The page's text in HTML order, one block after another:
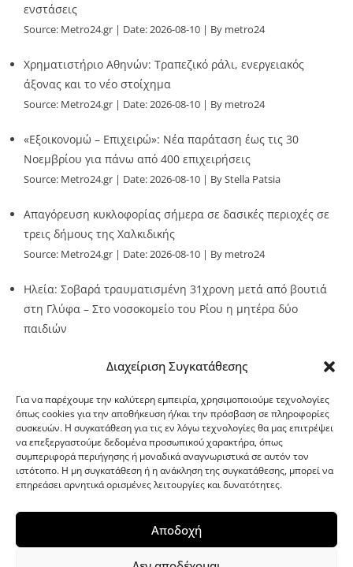
Διαχείριση Συγκατάθεσης
Για να παρέχουμε την καλύτερη εμπειρία, χρησιμοποιούμε τεχνολογίες
όπως cookies για την αποθήκευση ή/και την πρόσβαση σε πληροφορίες
συσκευών. Η συγκατάθεση για τις εν λόγω τεχνολογίες θα μας επιτρέψει
να επεξεργαστούμε δεδομένα προσωπικού χαρακτήρα, όπως
συμπεριφορά περιήγησης ή μοναδικά αναγνωριστικά σε αυτόν τον
ιστότοπο. Η μη συγκατάθεση ή η ανάκληση της συγκατάθεσης, μπορεί να
επηρεάσει αρνητικά ορισμένες λειτουργίες και δυνατότητες.
Αποδοχή
ενστάσεις
Source: Metro24.gr Date: 2026-08-10 By metro24
Χρηματιστήριο Αθηνών: Τραπεζικό ράλι, ενεργειακός
άξονας και το νέο στοίχημα
Source: Metro24.gr Date: 2026-08-10 By metro24
«Εξοικονομώ – Επιχειρώ»: Νέα παράταση έως τις 30
Νοεμβρίου για πάνω από 400 επιχειρήσεις
Source: Metro24.gr Date: 2026-08-10 By Stella Patsia
Απαγόρευση κυκλοφορίας σήμερα σε δασικές περιοχές σε
τρεις δήμους της Χαλκιδικής
Source: Metro24.gr Date: 2026-08-10 By metro24
Ηλεία: Σοβαρά τραυματισμένη 31χρονη μετά από βουτιά
στη Γλύφα – Στο νοσοκομείο του Ρίου η μητέρα δύο
παιδιών
G-point.gr